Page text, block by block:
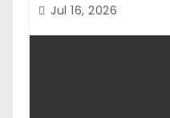
Jul 16, 2026